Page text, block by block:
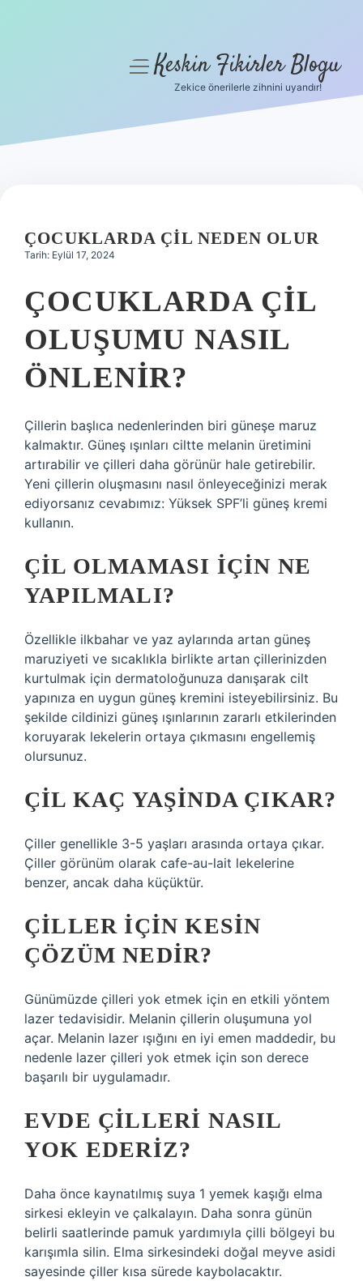
Hakkımızda
menüyüKeskin Fikirler Blogu
Zekice önerilerle zihnini uyandır!
ÇOCUKLARDA ÇIL NEDEN OLUR
Tarih: Eylül 17, 2024
ÇOCUKLARDA ÇIL
OLUŞUMU NASIL
ÖNLENIR?
Çillerin başlıca nedenlerinden biri güneşe maruz
kalmaktır. Güneş ışınları ciltte melanin üretimini
artırabilir ve çilleri daha görünür hale getirebilir.
Yeni çillerin oluşmasını nasıl önleyeceğinizi merak
ediyorsanız cevabımız: Yüksek SPF’li güneş kremi
kullanın.
ÇIL OLMAMASI IÇIN NE
YAPILMALI?
Özellikle ilkbahar ve yaz aylarında artan güneş
maruziyeti ve sıcaklıkla birlikte artan çillerinizden
kurtulmak için dermatoloğunuza danışarak cilt
yapınıza en uygun güneş kremini isteyebilirsiniz. Bu
şekilde cildinizi güneş ışınlarının zararlı etkilerinden
koruyarak lekelerin ortaya çıkmasını engellemiş
olursunuz.
ÇIL KAÇ YAŞINDA ÇIKAR?
Çiller genellikle 3-5 yaşları arasında ortaya çıkar.
Çiller görünüm olarak cafe-au-lait lekelerine
benzer, ancak daha küçüktür.
ÇILLER IÇIN KESIN
ÇÖZÜM NEDIR?
Günümüzde çilleri yok etmek için en etkili yöntem
lazer tedavisidir. Melanin çillerin oluşumuna yol
açar. Melanin lazer ışığını en iyi emen maddedir, bu
nedenle lazer çilleri yok etmek için son derece
başarılı bir uygulamadır.
EVDE ÇILLERI NASIL
YOK EDERIZ?
Daha önce kaynatılmış suya 1 yemek kaşığı elma
sirkesi ekleyin ve çalkalayın. Daha sonra günün
belirli saatlerinde pamuk yardımıyla çilli bölgeyi bu
karışımla silin. Elma sirkesindeki doğal meyve asidi
sayesinde çiller kısa sürede kaybolacaktır.